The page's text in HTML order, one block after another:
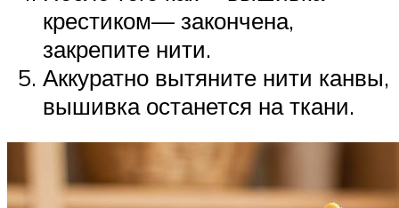
крестиком— закончена,
закрепите нити.
Аккуратно вытяните нити канвы,
вышивка останется на ткани.